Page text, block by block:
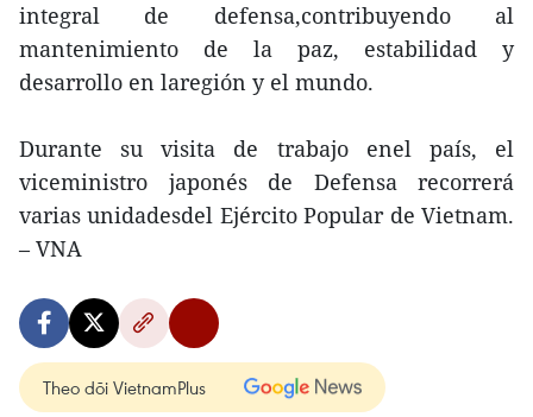
integral de defensa,contribuyendo al
mantenimiento de la paz, estabilidad y
desarrollo en laregión y el mundo.
Durante su visita de trabajo enel país, el
viceministro japonés de Defensa recorrerá
varias unidadesdel Ejército Popular de Vietnam.
– VNA
Theo dõi VietnamPlus